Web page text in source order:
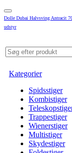
Dolle Dubai Halvsving Antracit
udstyr
Kategorier
Spidsstiger
Kombistiger
Trappestiger
Wienerstiger
Multistiger
Skydestiger